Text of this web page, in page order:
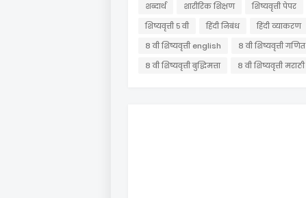
शब्दार्थ
शारीरिक शिक्षण
शिष्यवृत्ती पेपर
शिष्यवृत्ती ५ वी
हिंदी निबंध
हिंदी व्याकरण
८ वी शिष्यवृत्ती english
८ वी शिष्यवृत्ती गणित
८ वी शिष्यवृत्ती बुद्धिमत्ता
८ वी शिष्यवृत्ती मराठी